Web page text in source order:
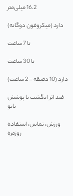
16.2 میلی‌متر
دارد (میکروفون دوگانه)
تا 7 ساعت
تا 30 ساعت
دارد (10 دقیقه = 2 ساعت)
ضد اثر انگشت با پوشش
نانو
ورزش، تماس، استفاده
روزمره